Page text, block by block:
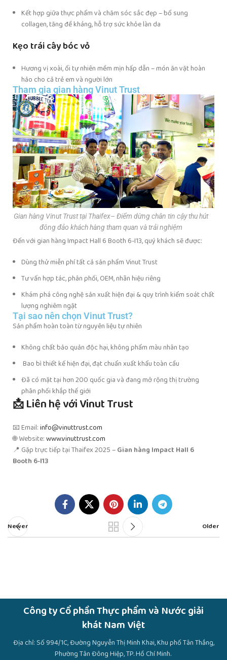
Kết hợp giữa thực phẩm và chăm sóc sắc đẹp – bổ sung
collagen, tăng đề kháng, hỗ trợ sức khỏe làn da
Kẹo trái cây bóc vỏ
Hương vị xoài, ổi tự nhiên mềm mịn hấp dẫn – món ăn vặt hoàn
hảo cho cả trẻ em và người lớn
Tham gia gian hàng Vinut Trust
Gian hàng Vinut Trust tại Thaifex– Điểm dừng chân tin cậy thu hút
đông đảo khách hàng tham quan và trải nghiệm
Đến với gian hàng Impact Hall 6 Booth 6-I13, quý khách sẽ được:
Dùng thử miễn phí tất cả sản phẩm Vinut Trust
Tư vấn hợp tác, phân phối, OEM, nhãn hiệu riêng
Khám phá công nghệ sản xuất hiện đại & quy trình kiểm soát chất
lượng nghiêm ngặt
Tại sao nên chọn Vinut Trust?
Sản phẩm hoàn toàn từ nguyên liệu tự nhiên
Không chất bảo quản độc hại, không phẩm màu nhân tạo
Bao bì thiết kế hiện đại, đạt chuẩn xuất khẩu toàn cầu
Đã có mặt tại hơn 200 quốc gia và đang mở rộng thị trường
phân phối khắp thế giới
📩 Liên hệ với Vinut Trust
📧 Email:info@vinuttrust.com
🌐 Website:www.vinuttrust.com
📍 Gặp trực tiếp tại Thaifex 2025 –Gian hàng Impact Hall 6
Booth 6-I13
Newer Older
Công ty Cổ phần Thực phẩm và Nước giải
khát Nam Việt
Địa chỉ: Số 994/1C, Đường Nguyễn Thị Minh Khai, Khu phố Tân Thắng,
Phường Tân Đông Hiệp, TP. Hồ Chí Minh.